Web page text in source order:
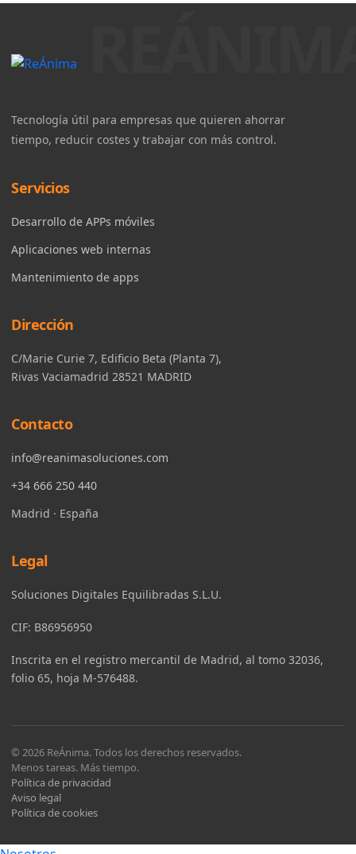
Tecnología útil para empresas que quieren ahorrar
tiempo, reducir costes y trabajar con más control.
Servicios
Desarrollo de APPs móviles
Aplicaciones web internas
Mantenimiento de apps
Dirección
C/Marie Curie 7, Edificio Beta (Planta 7),
Rivas Vaciamadrid 28521 MADRID
Contacto
info@reanimasoluciones.com
+34 666 250 440
Madrid · España
Legal
Soluciones Digitales Equilibradas S.L.U.
CIF: B86956950
Inscrita en el registro mercantil de Madrid, al tomo 32036,
folio 65, hoja M-576488.
© 2026 ReÁnima. Todos los derechos reservados.
Menos tareas. Más tiempo.
Política de privacidad
Aviso legal
Política de cookies